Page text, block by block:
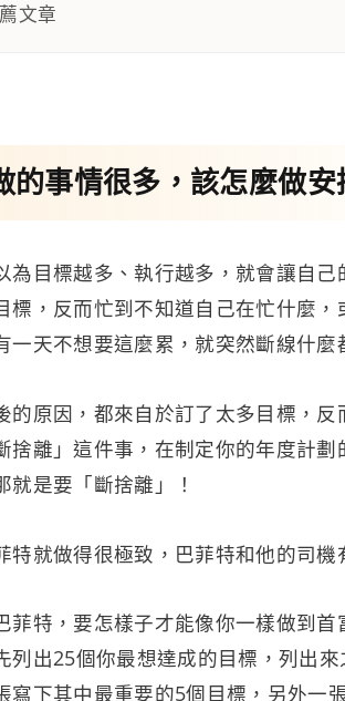
文章
的事情很多，該怎麼做安
為目標越多、執行越多，就會讓自
標，反而忙到不知道自己在忙什麼
一天不想要這麼累，就突然斷線什麼
的原因，都來自於訂了太多目標，
捨離」這件事，在制定你的年度計
就是要「斷捨離」！
特就做得很極致，巴菲特和他的司機
菲特，要怎樣子才能像你一樣做到
列出25個你最想達成的目標，列出
寫下其中最重要的5個目標，另外一